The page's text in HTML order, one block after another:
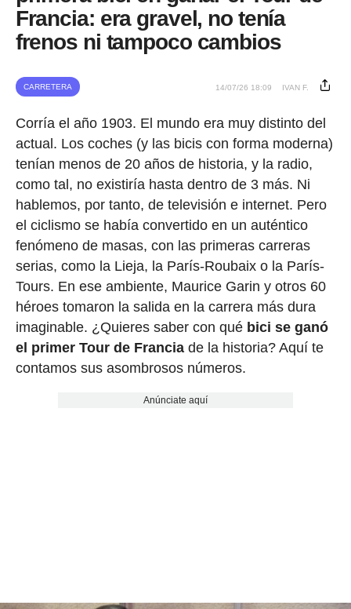
Francia: era gravel, no tenía
frenos ni tampoco cambios
CARRETERA 14/07/26 18:09 IVAN F.
Corría el año 1903. El mundo era muy distinto del
actual. Los coches (y las bicis con forma moderna)
tenían menos de 20 años de historia, y la radio,
como tal, no existiría hasta dentro de 3 más. Ni
hablemos, por tanto, de televisión e internet. Pero
el ciclismo se había convertido en un auténtico
fenómeno de masas, con las primeras carreras
serias, como la Lieja, la París-Roubaix o la París-
Tours. En ese ambiente, Maurice Garin y otros 60
héroes tomaron la salida en la carrera más dura
imaginable. ¿Quieres saber con qué bici se ganó
el primer Tour de Franciade la historia? Aquí te
contamos sus asombrosos números.
Anúnciate aquí